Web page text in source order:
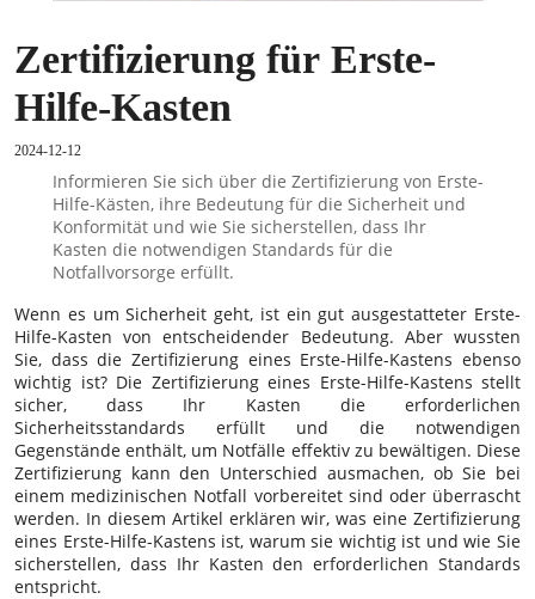
Zertifizierung für Erste-
Hilfe-Kasten
2024-12-12
Informieren Sie sich über die Zertifizierung von Erste-
Hilfe-Kästen, ihre Bedeutung für die Sicherheit und
Konformität und wie Sie sicherstellen, dass Ihr
Kasten die notwendigen Standards für die
Notfallvorsorge erfüllt.
Wenn es um Sicherheit geht, ist ein gut ausgestatteter Erste-
Hilfe-Kasten von entscheidender Bedeutung. Aber wussten
Sie, dass die Zertifizierung eines Erste-Hilfe-Kastens ebenso
wichtig ist? Die Zertifizierung eines Erste-Hilfe-Kastens stellt
sicher, dass Ihr Kasten die erforderlichen
Sicherheitsstandards erfüllt und die notwendigen
Gegenstände enthält, um Notfälle effektiv zu bewältigen. Diese
Zertifizierung kann den Unterschied ausmachen, ob Sie bei
einem medizinischen Notfall vorbereitet sind oder überrascht
werden. In diesem Artikel erklären wir, was eine Zertifizierung
eines Erste-Hilfe-Kastens ist, warum sie wichtig ist und wie Sie
sicherstellen, dass Ihr Kasten den erforderlichen Standards
entspricht.